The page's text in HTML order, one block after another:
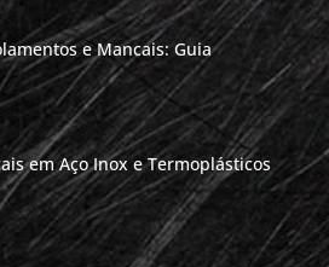
e Mancais: Guia
em Aço Inox e Termoplásticos